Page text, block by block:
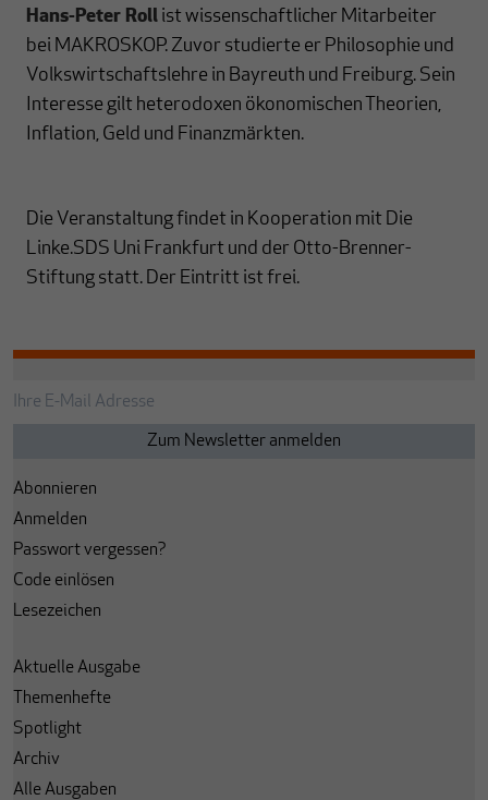
Hans-Peter Roll ist wissenschaftlicher Mitarbeiter
bei MAKROSKOP. Zuvor studierte er Philosophie und
Volkswirtschaftslehre in Bayreuth und Freiburg. Sein
Interesse gilt heterodoxen ökonomischen Theorien,
Inflation, Geld und Finanzmärkten.
Die Veranstaltung findet in Kooperation mit Die
Linke.SDS Uni Frankfurt und der Otto-Brenner-
Stiftung statt. Der Eintritt ist frei.
Abonnieren
Anmelden
Passwort vergessen?
Code einlösen
Lesezeichen
Aktuelle Ausgabe
Themenhefte
Spotlight
Archiv
Alle Ausgaben